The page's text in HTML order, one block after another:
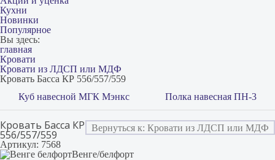
Кухни
Новинки
Популярное
Вы здесь:
главная
Кровати
Кровати из ЛДСП или МДФ
Кровать Басса КР 556/557/559
Куб навесной МГК Мэнкс
Полка навесная ПН-3
Вернуться к: Кровати из ЛДСП или МДФ
Кровать Басса КР
556/557/559
Артикул: 7568
Венге/белфорт